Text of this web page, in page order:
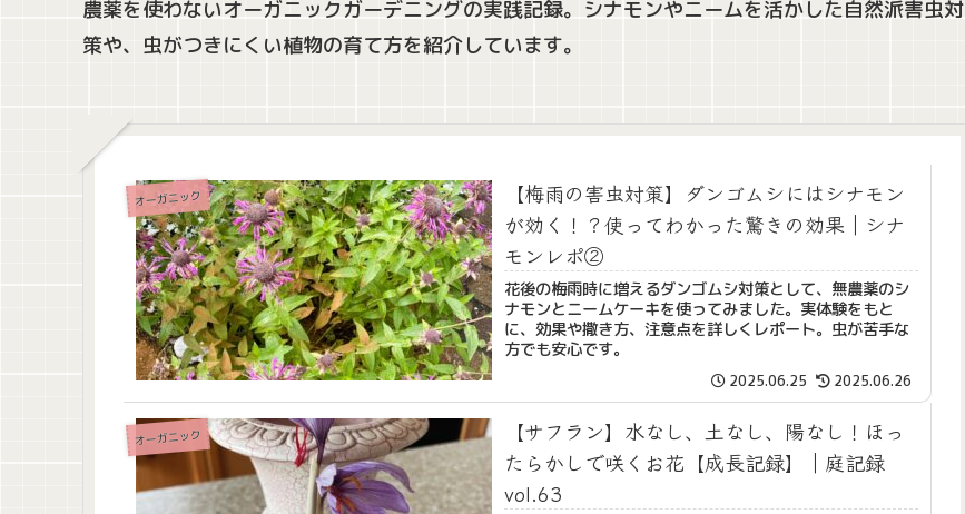
農薬を使わないオーガニックガーデニングの実践記録。シナモンやニームを活かした自然派害虫対
策や、虫がつきにくい植物の育て方を紹介しています。
オーガニック
【梅雨の害虫対策】ダンゴムシにはシナモン
が効く！？使ってわかった驚きの効果｜シナ
モンレポ②
花後の梅雨時に増えるダンゴムシ対策として、無農薬のシ
ナモンとニームケーキを使ってみました。実体験をもと
に、効果や撒き方、注意点を詳しくレポート。虫が苦手な
方でも安心です。
2025.06.25 2025.06.26
オーガニック
【サフラン】水なし、土なし、陽なし！ほっ
たらかしで咲くお花【成長記録】｜庭記録
vol.63